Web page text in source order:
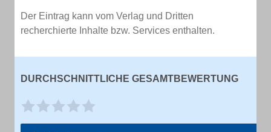
Der Eintrag kann vom Verlag und Dritten
recherchierte Inhalte bzw. Services enthalten.
DURCHSCHNITTLICHE GESAMTBEWERTUNG